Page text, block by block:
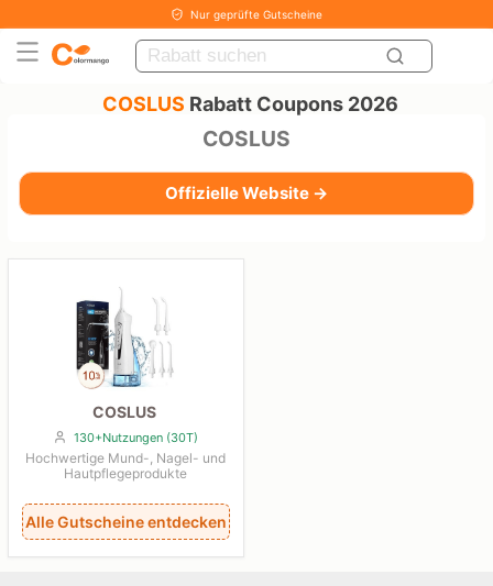
Nur geprüfte Gutscheine
COSLUS Rabatt Coupons 2026
COSLUS
Offizielle Website →
COSLUS
130+Nutzungen (30T)
Hochwertige Mund-, Nagel- und
Hautpflegeprodukte
Alle Gutscheine entdecken